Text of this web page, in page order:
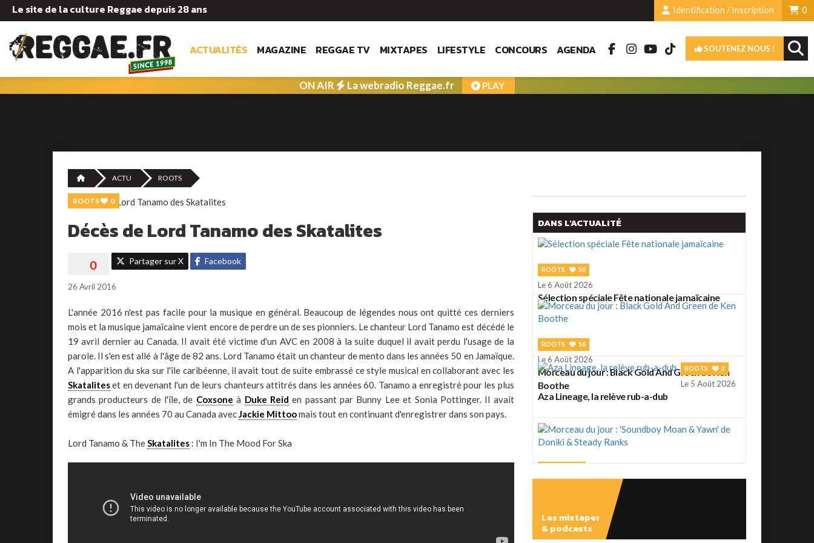
Le site de la culture Reggae depuis 28 ans 0
Identification / Inscription
ACTUALITÉS MAGAZINE REGGAE TV MIXTAPES LIFESTYLE CONCOURS AGENDA SOUTENEZ NOUS !
ON AIR La webradio Reggae.fr PLAY
ACTU ROOTS
ROOTS 0
Décès de Lord Tanamo des Skatalites
Partager sur X Facebook
26 Avril 2016
L'année 2016 n'est pas facile pour la musique en général. Beaucoup de légendes nous ont quitté ces derniers
mois et la musique jamaïcaine vient encore de perdre un de ses pionniers. Le chanteur Lord Tanamo est décédé le
19 avril dernier au Canada. Il avait été victime d'un AVC en 2008 à la suite duquel il avait perdu l'usage de la
parole. Il s'en est allé à l'âge de 82 ans. Lord Tanamo était un chanteur de mento dans les années 50 en Jamaïque.
A l'apparition du ska sur l'île caribéenne, il avait tout de suite embrassé ce style musical en collaborant avec les
Skataliteset en devenant l'un de leurs chanteurs attitrés dans les années 60. Tanamo a enregistré pour les plus
grands producteurs de l'île, de Coxsone à Duke Reid en passant par Bunny Lee et Sonia Pottinger. Il avait
émigré dans les années 70 au Canada avecJackie Mittoomais tout en continuant d'enregistrer dans son pays.
Lord Tanamo & TheSkatalites : I'm In The Mood For Ska
DANS L'ACTUALITÉ
ROOTS 50
Le 6 Août 2026
Sélection spéciale Fête nationale jamaïcaine
ROOTS 56
Le 6 Août 2026
Morceau du jour : Black Gold And Green de Ken
Boothe
ROOTS 3
Le 5 Août 2026
Aza Lineage, la relève rub-a-dub
Morceau du jour : 'Soundboy Moan & Yawn' de
Doniki & Steady Ranks
ROOTS 41
Le 4 Août 2026
Les mixtapes
& podcasts